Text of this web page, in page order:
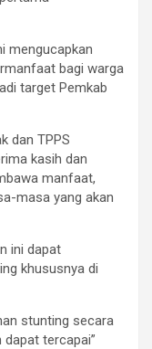
mengucapkan
bagi warga
target Pemkab
dan TPPS
kasih dan
manfaat,
masa yang akan
ini dapat
khususnya di
stunting secara
tercapai”